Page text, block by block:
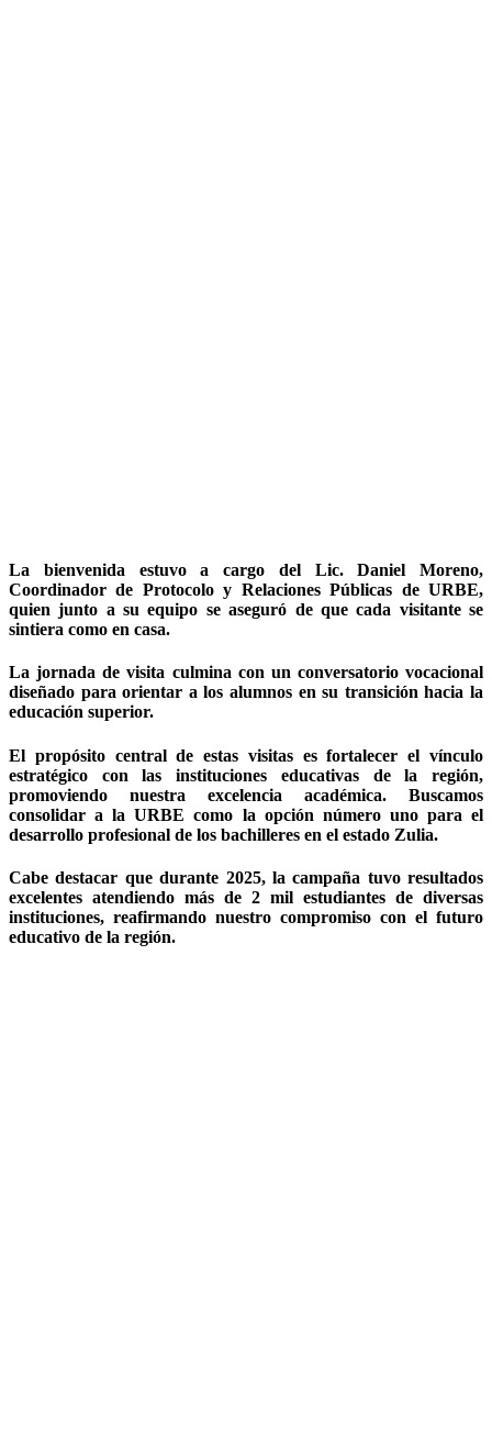
La bienvenida estuvo a cargo del Lic. Daniel Moreno,
Coordinador de Protocolo y Relaciones Públicas de URBE,
quien junto a su equipo se aseguró de que cada visitante se
sintiera como en casa.
La jornada de visita culmina con un conversatorio vocacional
diseñado para orientar a los alumnos en su transición hacia la
educación superior.
El propósito central de estas visitas es fortalecer el vínculo
estratégico con las instituciones educativas de la región,
promoviendo nuestra excelencia académica. Buscamos
consolidar a la URBE como la opción número uno para el
desarrollo profesional de los bachilleres en el estado Zulia.
Cabe destacar que durante 2025, la campaña tuvo resultados
excelentes atendiendo más de 2 mil estudiantes de diversas
instituciones, reafirmando nuestro compromiso con el futuro
educativo de la región.